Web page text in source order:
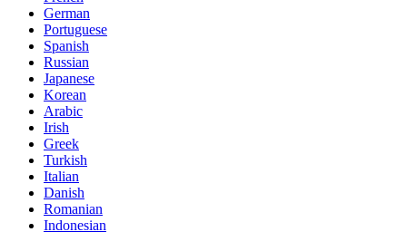
German
Portuguese
Spanish
Russian
Japanese
Korean
Arabic
Irish
Greek
Turkish
Italian
Danish
Romanian
Indonesian